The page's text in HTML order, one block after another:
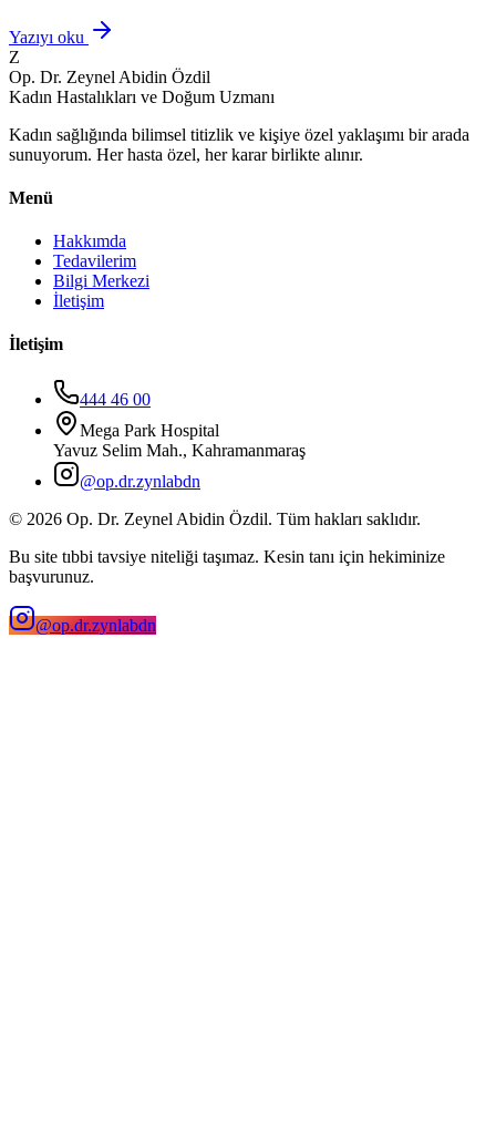
Yazıyı oku
Z
Op. Dr. Zeynel Abidin Özdil
Kadın Hastalıkları ve Doğum Uzmanı
Kadın sağlığında bilimsel titizlik ve kişiye özel yaklaşımı bir arada
sunuyorum. Her hasta özel, her karar birlikte alınır.
Menü
Hakkımda
Tedavilerim
Bilgi Merkezi
İletişim
İletişim
444 46 00
Mega Park Hospital
Yavuz Selim Mah., Kahramanmaraş
@op.dr.zynlabdn
© 2026 Op. Dr. Zeynel Abidin Özdil. Tüm hakları saklıdır.
Bu site tıbbi tavsiye niteliği taşımaz. Kesin tanı için hekiminize
başvurunuz.
@op.dr.zynlabdn